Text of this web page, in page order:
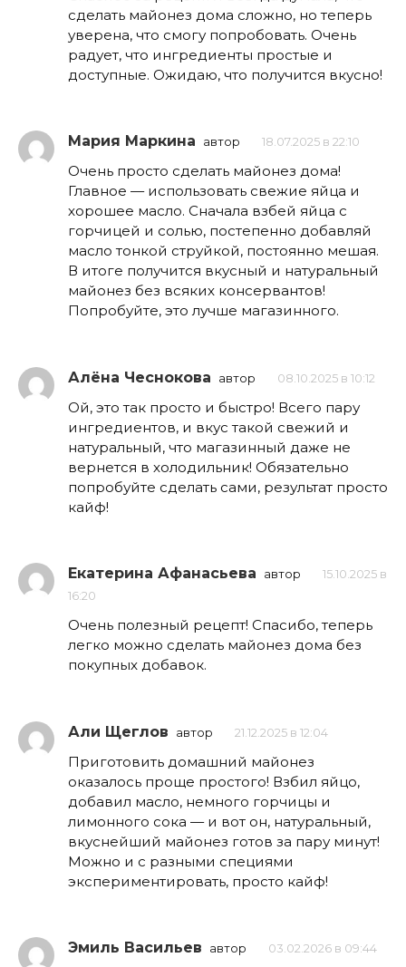
сделать майонез дома сложно, но теперь
уверена, что смогу попробовать. Очень
радует, что ингредиенты простые и
доступные. Ожидаю, что получится вкусно!
Мария Маркина автор 18.07.2025 в 22:10
Очень просто сделать майонез дома!
Главное — использовать свежие яйца и
хорошее масло. Сначала взбей яйца с
горчицей и солью, постепенно добавляй
масло тонкой струйкой, постоянно мешая.
В итоге получится вкусный и натуральный
майонез без всяких консервантов!
Попробуйте, это лучше магазинного.
Алёна Чеснокова автор 08.10.2025 в 10:12
Ой, это так просто и быстро! Всего пару
ингредиентов, и вкус такой свежий и
натуральный, что магазинный даже не
вернется в холодильник! Обязательно
попробуйте сделать сами, результат просто
кайф!
Екатерина Афанасьева автор
15.10.2025 в
16:20
Очень полезный рецепт! Спасибо, теперь
легко можно сделать майонез дома без
покупных добавок.
Али Щеглов автор 21.12.2025 в 12:04
Приготовить домашний майонез
оказалось проще простого! Взбил яйцо,
добавил масло, немного горчицы и
лимонного сока — и вот он, натуральный,
вкуснейший майонез готов за пару минут!
Можно и с разными специями
экспериментировать, просто кайф!
Эмиль Васильев автор 03.02.2026 в 09:44